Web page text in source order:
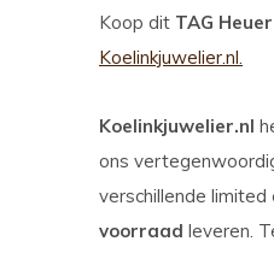
Koop dit TAG
Koelinkjuwelier.nl.
Koelinkjuwelier.nl
ons
verschillende
voorraad leveren.